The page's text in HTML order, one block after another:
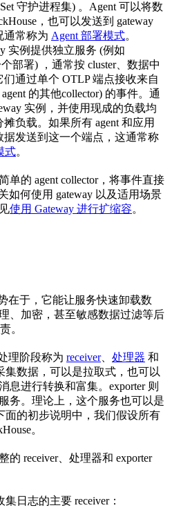
守护进程集) 。Agent 可以将数
，也可以发送到 gateway
通常称为 Agent 部署模式。
实例提供独立服务 (例如
部署) ，通常按 cluster、数据中
通过单个 OTLP 端点接收来自
的其他collector) 的事件。通
实例，并使用现成的负载均
负载。如果所有 agent 和应用
据发送到这一个端点，这通常称
式。
单的 agent collector，将事件直接
如何使用 gateway 以及适用场景
使用 Gateway 进行扩缩容。
在于，它能让服务快速卸载数
、加密，甚至敏感数据过滤等后
。
理阶段称为 receiver、 处理器 和
集数据，可以是拉取式，也可以
息进行转换和富集。exporter 则
务。理论上，这个服务也可以是
面的初步说明中，我们假设所有
。
的 receiver、处理器和 exporter
日志的主要 receiver：